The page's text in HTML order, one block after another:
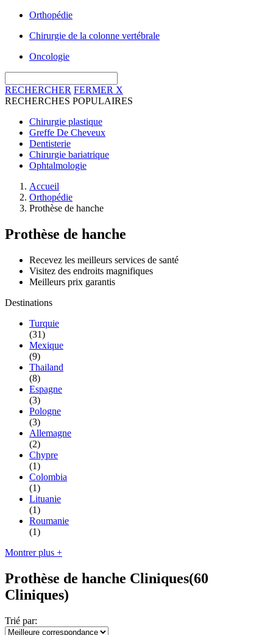
Orthopédie
Chirurgie de la colonne vertébrale
Oncologie
RECHERCHER FERMER X
RECHERCHES POPULAIRES
Chirurgie plastique
Greffe De Cheveux
Dentisterie
Chirurgie bariatrique
Ophtalmologie
Accueil
Orthopédie
Prothèse de hanche
Prothèse de hanche
Recevez les meilleurs services de santé
Visitez des endroits magnifiques
Meilleurs prix garantis
Destinations
Turquie
(31)
Mexique
(9)
Thailand
(8)
Espagne
(3)
Pologne
(3)
Allemagne
(2)
Chypre
(1)
Colombia
(1)
Lituanie
(1)
Roumanie
(1)
Montrer plus +
Prothèse de hanche Cliniques(60
Cliniques)
Trié par: